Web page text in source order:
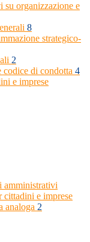
organizzazione e
8
strategico-
2
codice di condotta 4
e imprese
amministrativi
e imprese
analoga 2